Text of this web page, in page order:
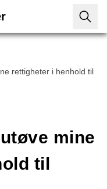
rettigheter i henhold til
mine
til